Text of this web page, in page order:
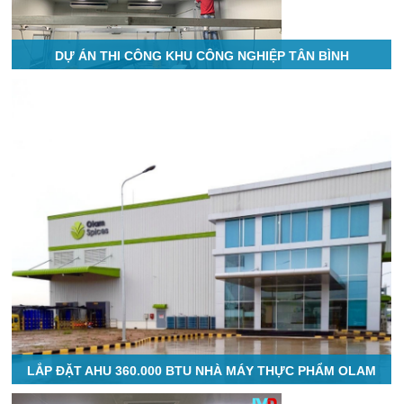
DỰ ÁN THI CÔNG KHU CÔNG NGHIỆP TÂN BÌNH
LẮP ĐẶT AHU 360.000 BTU NHÀ MÁY THỰC PHẨM OLAM